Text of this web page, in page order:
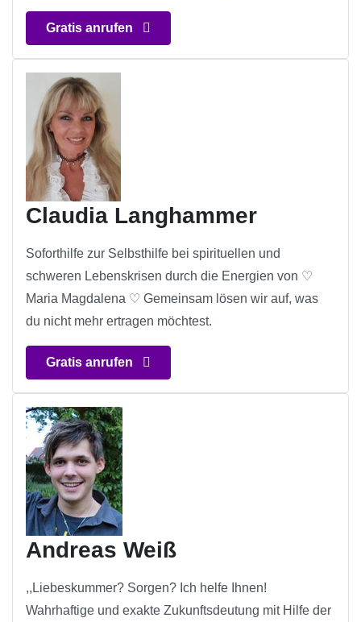
Gratis anrufen
Claudia Langhammer
Soforthilfe zur Selbsthilfe bei spirituellen und
schweren Lebenskrisen durch die Energien von ♡
Maria Magdalena ♡ Gemeinsam lösen wir auf, was
du nicht mehr ertragen möchtest.
Gratis anrufen
Andreas Weiß
,,Liebeskummer? Sorgen? Ich helfe Ihnen!
Wahrhaftige und exakte Zukunftsdeutung mit Hilfe der